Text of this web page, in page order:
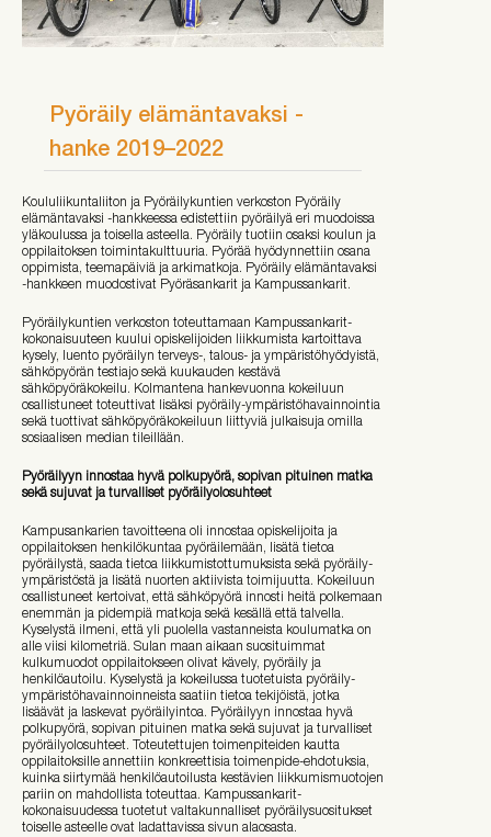
Pyöräily elämäntavaksi -
hanke 2019–2022
Koululiikuntaliiton ja Pyöräilykuntien verkoston Pyöräily
elämäntavaksi -hankkeessa edistettiin pyöräilyä eri muodoissa
yläkoulussa ja toisella asteella. Pyöräily tuotiin osaksi koulun ja
oppilaitoksen toimintakulttuuria. Pyörää hyödynnettiin osana
oppimista, teemapäiviä ja arkimatkoja. Pyöräily elämäntavaksi
-hankkeen muodostivat Pyöräsankarit ja Kampussankarit.
Pyöräilykuntien verkoston toteuttamaan Kampussankarit-
kokonaisuuteen kuului opiskelijoiden liikkumista kartoittava
kysely, luento pyöräilyn terveys-, talous- ja ympäristöhyödyistä,
sähköpyörän testiajo sekä kuukauden kestävä
sähköpyöräkokeilu. Kolmantena hankevuonna kokeiluun
osallistuneet toteuttivat lisäksi pyöräily-ympäristöhavainnointia
sekä tuottivat sähköpyöräkokeiluun liittyviä julkaisuja omilla
sosiaalisen median tileillään.
Pyöräilyyn innostaa hyvä polkupyörä, sopivan pituinen matka
sekä sujuvat ja turvalliset pyöräilyolosuhteet
Kampusankarien tavoitteena oli innostaa opiskelijoita ja
oppilaitoksen henkilökuntaa pyöräilemään, lisätä tietoa
pyöräilystä, saada tietoa liikkumistottumuksista sekä pyöräily-
ympäristöstä ja lisätä nuorten aktiivista toimijuutta. Kokeiluun
osallistuneet kertoivat, että sähköpyörä innosti heitä polkemaan
enemmän ja pidempiä matkoja sekä kesällä että talvella.
Kyselystä ilmeni, että yli puolella vastanneista koulumatka on
alle viisi kilometriä. Sulan maan aikaan suosituimmat
kulkumuodot oppilaitokseen olivat kävely, pyöräily ja
henkilöautoilu. Kyselystä ja kokeilussa tuotetuista pyöräily-
ympäristöhavainnoinneista saatiin tietoa tekijöistä, jotka
lisäävät ja laskevat pyöräilyintoa. Pyöräilyyn innostaa hyvä
polkupyörä, sopivan pituinen matka sekä sujuvat ja turvalliset
pyöräilyolosuhteet. Toteutettujen toimenpiteiden kautta
oppilaitoksille annettiin konkreettisia toimenpide-ehdotuksia,
kuinka siirtymää henkilöautoilusta kestävien liikkumismuotojen
pariin on mahdollista toteuttaa. Kampussankarit-
kokonaisuudessa tuotetut valtakunnalliset pyöräilysuositukset
toiselle asteelle ovat ladattavissa sivun alaosasta.